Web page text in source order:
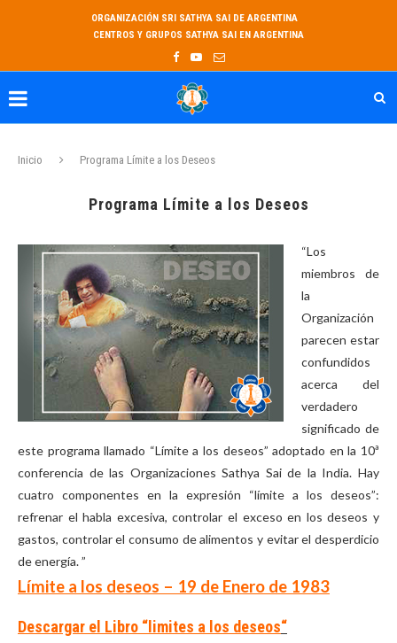
ORGANIZACIÓN SRI SATHYA SAI DE ARGENTINA
CENTROS Y GRUPOS SATHYA SAI EN ARGENTINA
Inicio Programa Límite a los Deseos
Programa Límite a los Deseos
“Los
miembros de
la
Organización
parecen estar
confundidos
acerca del
verdadero
significado de
este programa llamado “Límite a los deseos” adoptado en la 10ª
conferencia de las Organizaciones Sathya Sai de la India. Hay
cuatro componentes en la expresión “límite a los deseos”:
refrenar el habla excesiva, controlar el exceso en los deseos y
gastos, controlar el consumo de alimentos y evitar el desperdicio
de energía. ”
Límite a los deseos – 19 de Enero de 1983
Descargar el Libro “limites a los deseos“